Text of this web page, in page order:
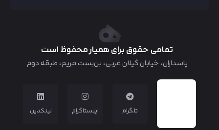
تمامی حقوق برای همیار محفوظ است
پاسداران، خیابان گیلان غربی، بن‌بست مریم، طبقه دوم
تلگرام اینستاگرام لینکدین